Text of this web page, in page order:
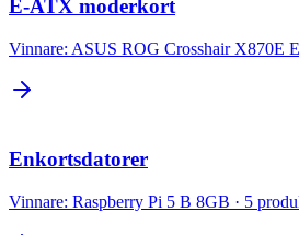
E-ATX moderkort
Vinnare: ASUS ROG Crosshair X870E
Enkortsdatorer
Vinnare: Raspberry Pi 5 B 8GB · 5